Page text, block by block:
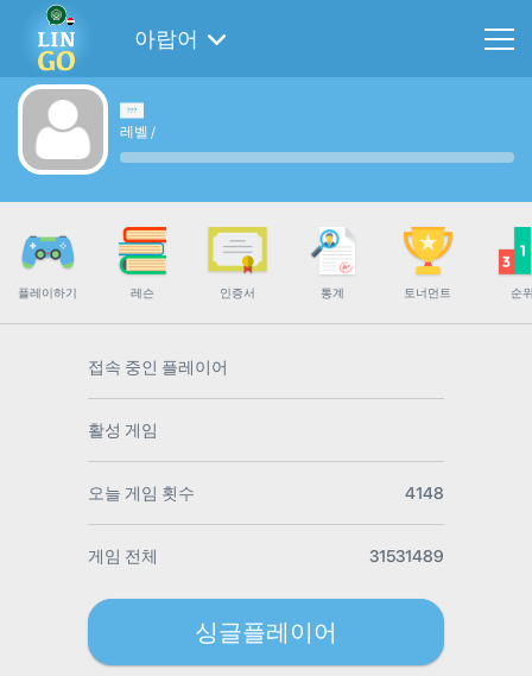
아랍어
레벨 /
플레이하기 레슨 인증서 통계 토너먼트 순
접속 중인 플레이어
활성 게임
오늘 게임 횟수 4148
게임 전체 31531489
싱글플레이어